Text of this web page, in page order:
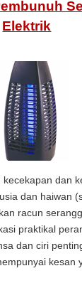
Elektrik
dan
dan haiwan
racun
praktikal
dan ciri
kesan